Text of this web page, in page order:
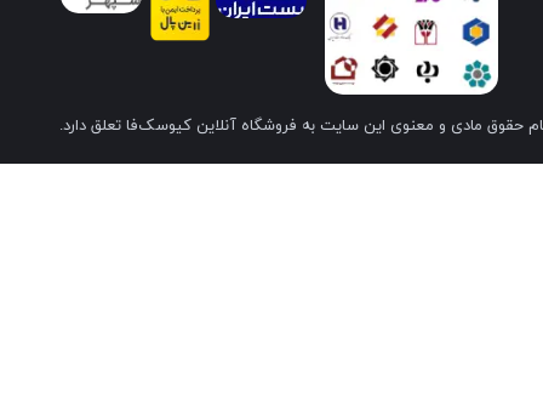
حقوق مادی و معنوی این سایت به فروشگاه آنلاین کیوسک‌فا تعلق دارد.